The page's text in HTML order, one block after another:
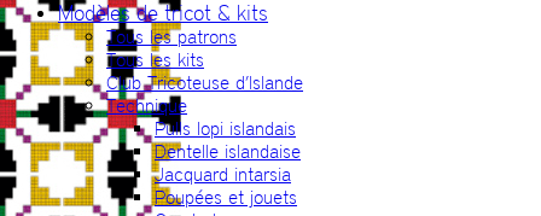
Modèles de tricot & kits
Tous les patrons
Tous les kits
Club Tricoteuse d’Islande
Technique
Pulls lopi islandais
Dentelle islandaise
Jacquard intarsia
Poupées et jouets